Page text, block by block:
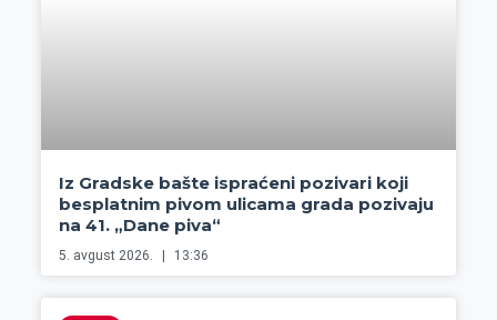
Iz Gradske bašte ispraćeni pozivari koji
besplatnim pivom ulicama grada pozivaju
na 41. „Dane piva“
5. avgust 2026. 13:36